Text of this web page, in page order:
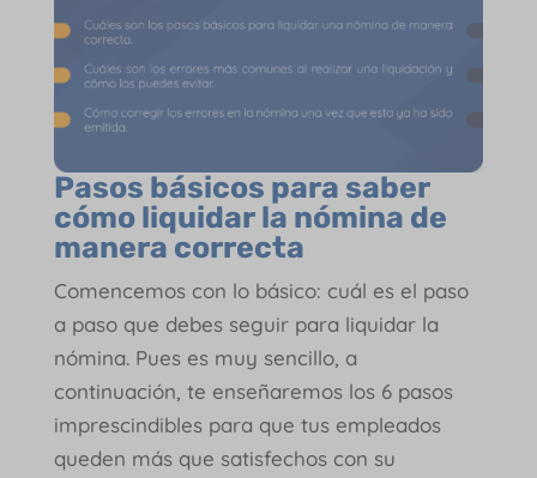
Pasos básicos para saber
cómo liquidar la nómina de
manera correcta
Comencemos con lo básico: cuál es el paso
a paso que debes seguir para liquidar la
nómina. Pues es muy sencillo, a
continuación, te enseñaremos los 6 pasos
imprescindibles para que tus empleados
queden más que satisfechos con su